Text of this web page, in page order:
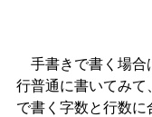
手書きで書く場合
行普通に書いてみて
で書く字数と行数